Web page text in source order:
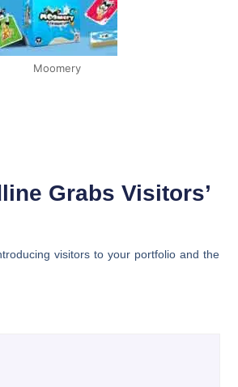
Moomery
Grabs Visitors’
visitors to your portfolio and the